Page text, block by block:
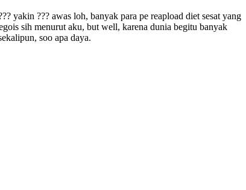
yakin ??? awas loh, banyak para pe reapload diet sesat yang
sih menurut aku, but well, karena dunia begitu banyak
soo apa daya.